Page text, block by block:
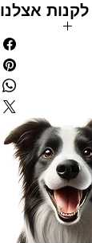
✅ הנחות לחברי מועדון
✅ צוברים נקודות בכל קנייה
נסו אותנו עוד היום 😘